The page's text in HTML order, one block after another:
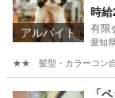
アルバイト
時
有限
愛知
★★ 髪型・カラーコン自
「